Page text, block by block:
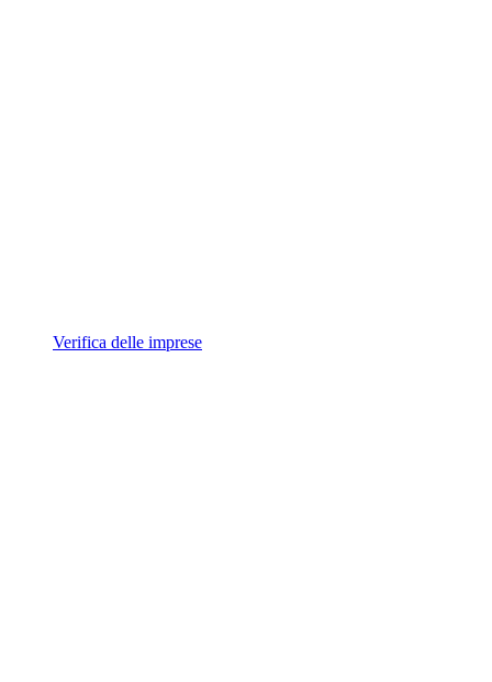
Verifica delle imprese